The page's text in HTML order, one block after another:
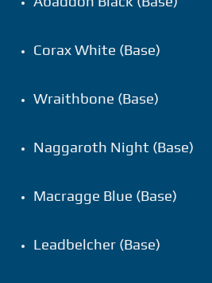
Corax White (Base)
Wraithbone (Base)
Naggaroth Night (Base)
Macragge Blue (Base)
Leadbelcher (Base)